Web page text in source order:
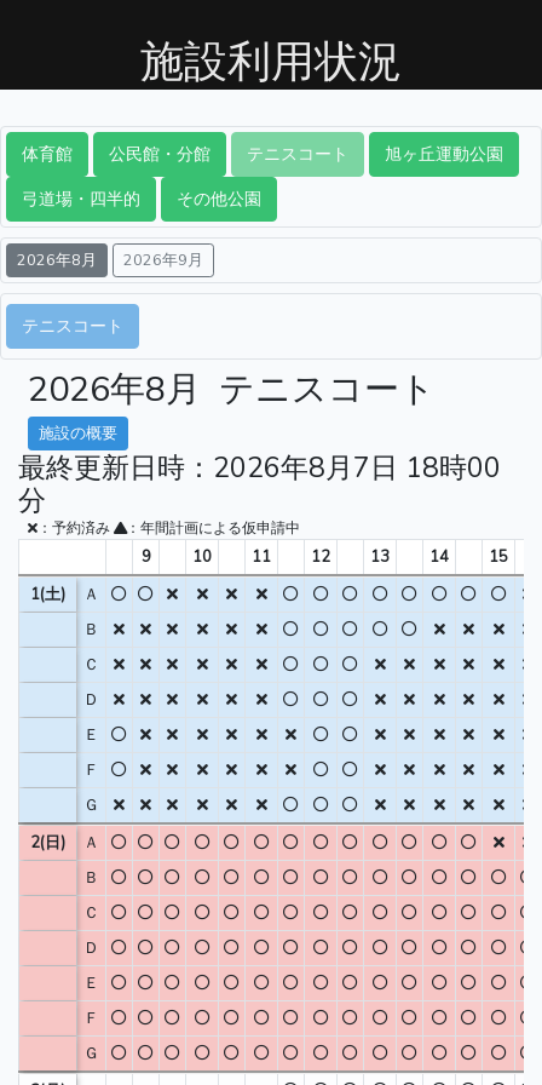
施設利用状況
体育館 公民館・分館 テニスコート
旭ヶ丘運動公園
弓道場・四半的
その他公園
2026年8月 2026年9月
テニスコート
2026年8月 テニスコート
施設の概要
最終更新日時：2026年8月7日 18時00
分
：予約済み ：年間計画による仮申請中
9 10 11 12 13 14
15
1(土)
Ａ
Ｂ
Ｃ
Ｄ
Ｅ
Ｆ
Ｇ
2(日)
Ａ
Ｂ
Ｃ
Ｄ
Ｅ
Ｆ
Ｇ